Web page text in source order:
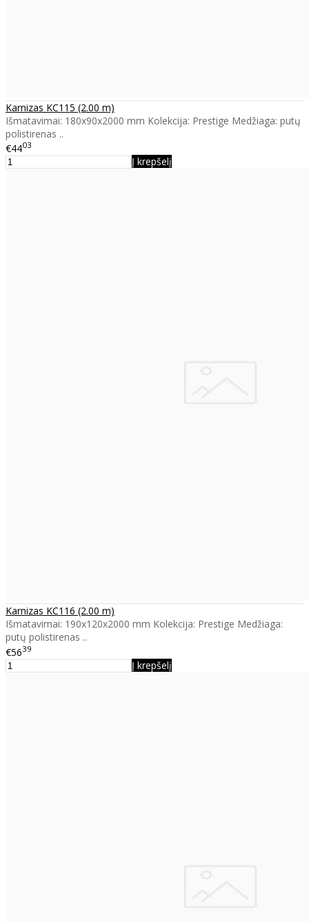
Karnizas KC115 (2.00 m)
Išmatavimai: 180x90x2000 mm Kolekcija: Prestige Medžiaga: putų
polistirenas ..
€4403
Į krepšelį
Karnizas KC116 (2.00 m)
Išmatavimai: 190x120x2000 mm Kolekcija: Prestige Medžiaga:
putų polistirenas ..
€5639
Į krepšelį